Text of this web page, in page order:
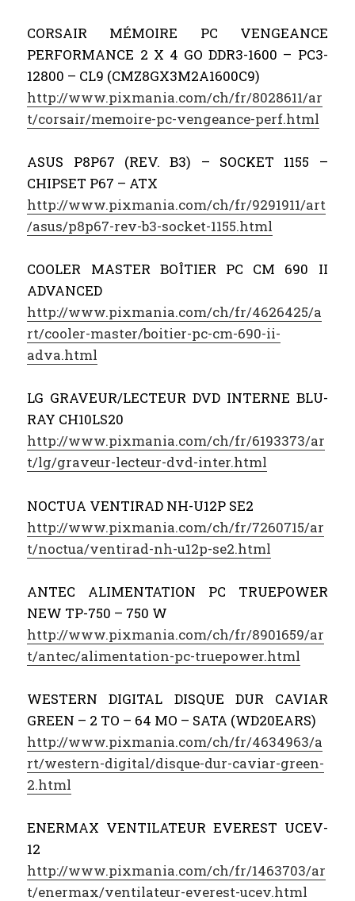
CORSAIR MÉMOIRE PC VENGEANCE
PERFORMANCE 2 X 4 GO DDR3-1600 – PC3-
12800 – CL9 (CMZ8GX3M2A1600C9)
http://www.pixmania.com/ch/fr/8028611/ar
t/corsair/memoire-pc-vengeance-perf.html
ASUS P8P67 (REV. B3) – SOCKET 1155 –
CHIPSET P67 – ATX
http://www.pixmania.com/ch/fr/9291911/art
/asus/p8p67-rev-b3-socket-1155.html
COOLER MASTER BOÎTIER PC CM 690 II
ADVANCED
http://www.pixmania.com/ch/fr/4626425/a
rt/cooler-master/boitier-pc-cm-690-ii-
adva.html
LG GRAVEUR/LECTEUR DVD INTERNE BLU-
RAY CH10LS20
http://www.pixmania.com/ch/fr/6193373/ar
t/lg/graveur-lecteur-dvd-inter.html
NOCTUA VENTIRAD NH-U12P SE2
http://www.pixmania.com/ch/fr/7260715/ar
t/noctua/ventirad-nh-u12p-se2.html
ANTEC ALIMENTATION PC TRUEPOWER
NEW TP-750 – 750 W
http://www.pixmania.com/ch/fr/8901659/ar
t/antec/alimentation-pc-truepower.html
WESTERN DIGITAL DISQUE DUR CAVIAR
GREEN – 2 TO – 64 MO – SATA (WD20EARS)
http://www.pixmania.com/ch/fr/4634963/a
rt/western-digital/disque-dur-caviar-green-
2.html
ENERMAX VENTILATEUR EVEREST UCEV-
12
http://www.pixmania.com/ch/fr/1463703/ar
t/enermax/ventilateur-everest-ucev.html